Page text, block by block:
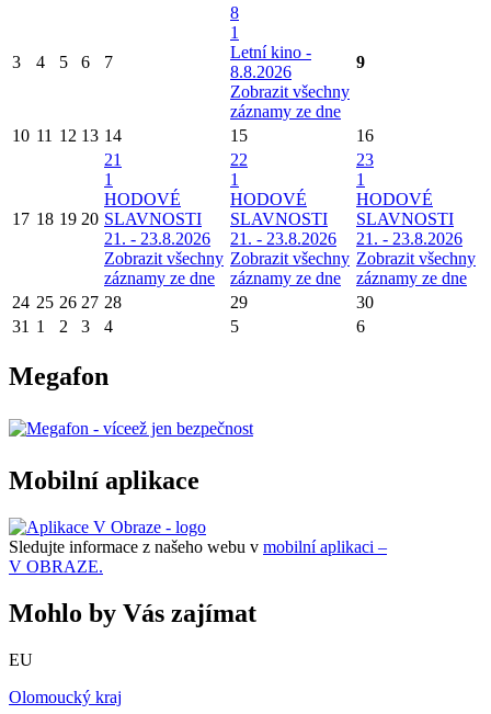
3 4 5 6 7
8
1
Letní kino -
8.8.2026
Zobrazit všechny
záznamy ze dne
9
10 11 12 13 14 15 16
17 18 19 20
21
1
HODOVÉ
SLAVNOSTI
21. - 23.8.2026
Zobrazit všechny
záznamy ze dne
22
1
HODOVÉ
SLAVNOSTI
21. - 23.8.2026
Zobrazit všechny
záznamy ze dne
23
1
HODOVÉ
SLAVNOSTI
21. - 23.8.2026
Zobrazit všechny
záznamy ze dne
24 25 26 27 28 29
30
31 1 2 3 4 5 6
Megafon
Mobilní aplikace
Sledujte informace z našeho webu v mobilní aplikaci –
V OBRAZE.
Mohlo by Vás zajímat
EU
Olomoucký kraj